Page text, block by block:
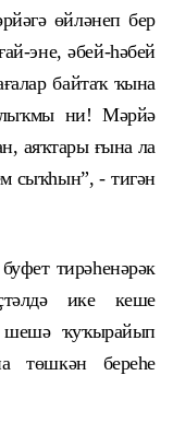
өйләнеп бер
эне, әбей-һәбей
байтаҡ ҡына
ни! Мәрйә
аяҡтары ғына ла
сыҡһын”, - тигән
тирәһенәрәк
ике кеше
шешә ҡуҡырайып
төшкән береһе